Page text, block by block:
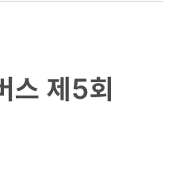
스 제5회